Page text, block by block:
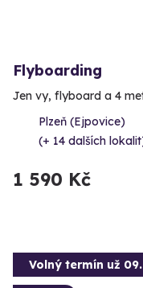
Flyboarding
Jen vy, flyboard a 4
Plzeň (Ejpovice)
(+ 14 dalších
1 590 Kč
Volný termín už